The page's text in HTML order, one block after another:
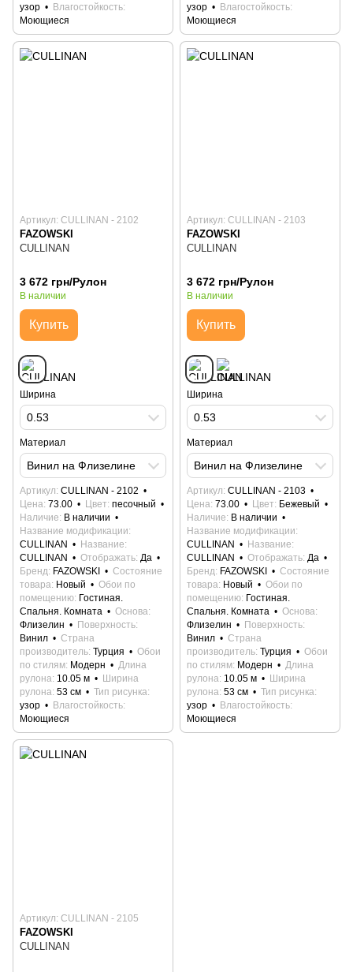
узор
Влагостойкость
Моющиеся
узор
Влагостойкость
Моющиеся
Артикул: CULLINAN - 2102
FAZOWSKI
CULLINAN
3 672 грн/Рулон
В наличии
Купить
Ширина
0.53
Материал
Винил на Флизелине
Артикул CULLINAN - 2102
Цена 73.00 Цвет песочный
Наличие В наличии
Название модификации
CULLINAN
Название
CULLINAN
Отображать Да
Бренд FAZOWSKI
Состояние
товара Новый
Обои по
помещению Гостиная.
Спальня. Комната
Основа
Флизелин
Поверхность
Винил
Страна
производитель Турция
Обои
по стилям Модерн
Длина
рулона 10.05 м
Ширина
рулона 53 см
Тип рисунка
узор
Влагостойкость
Моющиеся
Артикул: CULLINAN - 2103
FAZOWSKI
CULLINAN
3 672 грн/Рулон
В наличии
Купить
Ширина
0.53
Материал
Винил на Флизелине
Артикул CULLINAN - 2103
Цена 73.00 Цвет Бежевый
Наличие В наличии
Название модификации
CULLINAN
Название
CULLINAN
Отображать Да
Бренд FAZOWSKI
Состояние
товара Новый
Обои по
помещению Гостиная.
Спальня. Комната
Основа
Флизелин
Поверхность
Винил
Страна
производитель Турция
Обои
по стилям Модерн
Длина
рулона 10.05 м
Ширина
рулона 53 см
Тип рисунка
узор
Влагостойкость
Моющиеся
Артикул: CULLINAN - 2105
FAZOWSKI
CULLINAN